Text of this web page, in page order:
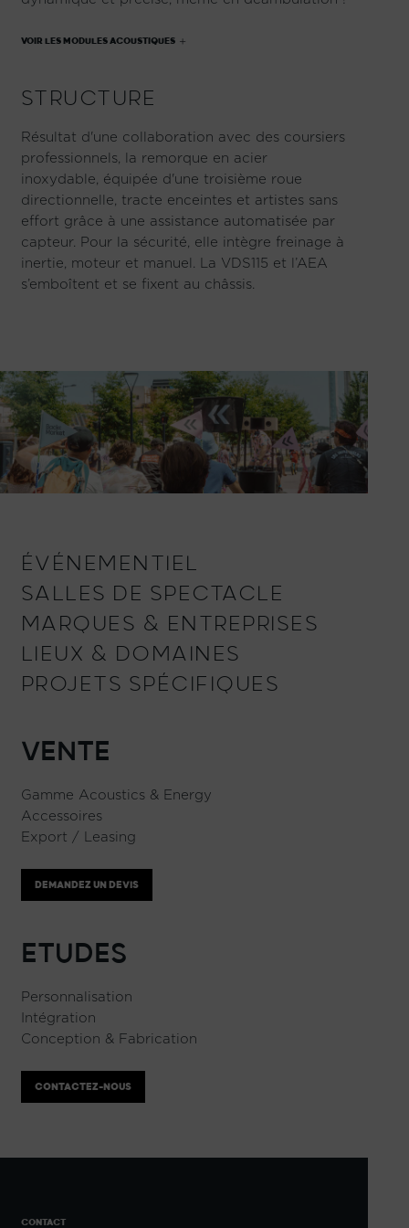
VOIR LES MODULES ACOUSTIQUES
STRUCTURE
Résultat d'une collaboration avec des coursiers
professionnels, la remorque en acier
inoxydable, équipée d'une troisième roue
directionnelle, tracte enceintes et artistes sans
effort grâce à une assistance automatisée par
capteur. Pour la sécurité, elle intègre freinage à
inertie, moteur et manuel. La VDS115 et l’AEA
s’emboîtent et se fixent au châssis.
ÉVÉNEMENTIEL
SALLES DE SPECTACLE
MARQUES & ENTREPRISES
LIEUX & DOMAINES
PROJETS SPÉCIFIQUES
VENTE
Gamme Acoustics & Energy
Accessoires
Export / Leasing
DEMANDEZ UN DEVIS
ETUDES
Personnalisation
Intégration
Conception & Fabrication
CONTACTEZ-NOUS
CONTACT